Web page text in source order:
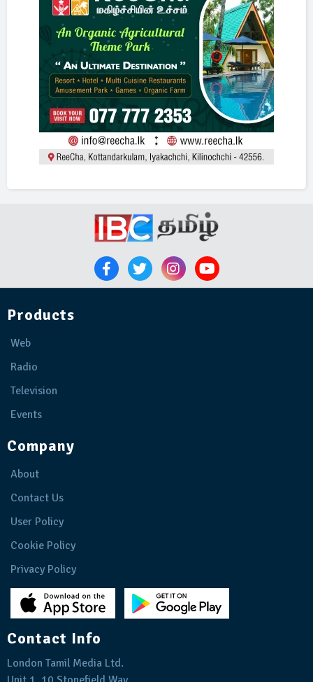
Products
Web
Radio
Television
Events
Company
About
Contact Us
User Policy
Cookie Policy
Privacy Policy
Contact Info
London Tamil Media Ltd.